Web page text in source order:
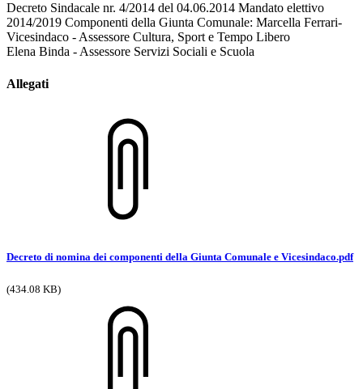
Decreto Sindacale nr. 4/2014 del 04.06.2014 Mandato elettivo
2014/2019 Componenti della Giunta Comunale: Marcella Ferrari-
Vicesindaco - Assessore Cultura, Sport e Tempo Libero
Elena Binda - Assessore Servizi Sociali e Scuola
Allegati
Decreto di nomina dei componenti della Giunta Comunale e Vicesindaco.pdf
(434.08 KB)